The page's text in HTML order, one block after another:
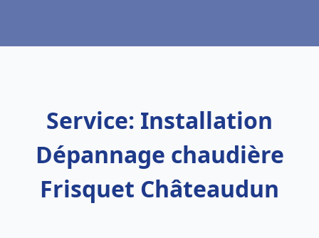
Service: Installation
Dépannage chaudière
Frisquet Châteaudun